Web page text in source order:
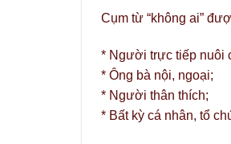
Cụm từ “không ai”
* Người trực tiếp nuôi
* Ông bà nội, ngoại;
* Người thân thích;
* Bất kỳ cá nhân, tổ